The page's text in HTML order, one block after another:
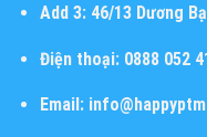
Add 3:46/13 Dương
Điện thoại:0888 052
Email: